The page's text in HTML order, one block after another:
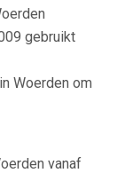
gebruikt
Woerden om
vanaf